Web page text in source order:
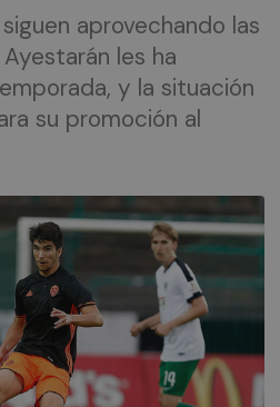
aprovechando las
les ha
y la situación
su promoción al